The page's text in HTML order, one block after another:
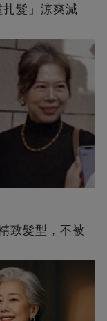
髮」涼爽減
致髮型，不被